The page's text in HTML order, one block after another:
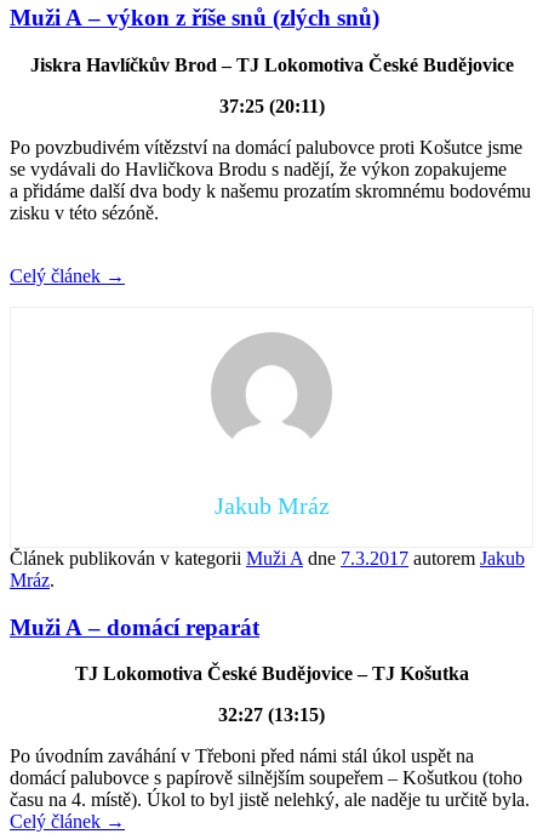
Muži A – výkon z říše snů (zlých snů)
Jiskra Havlíčkův Brod – TJ Lokomotiva České Budějovice
37:25 (20:11)
Po povzbudivém vítězství na domácí palubovce proti Košutce jsme
se vydávali do Havličkova Brodu s nadějí, že výkon zopakujeme
a přidáme další dva body k našemu prozatím skromnému bodovému
zisku v této sézóně.
Celý článek →
Jakub Mráz
Článek publikován v kategorii Muži A dne 7.3.2017 autorem Jakub
Mráz.
Muži A – domácí reparát
TJ Lokomotiva České Budějovice – TJ Košutka
32:27 (13:15)
Po úvodním zaváhání v Třeboni před námi stál úkol uspět na
domácí palubovce s papírově silnějším soupeřem – Košutkou (toho
času na 4. místě). Úkol to byl jistě nelehký, ale naděje tu určitě byla.
Celý článek →